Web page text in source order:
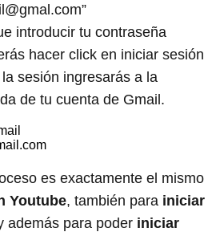
introducir tu contraseña
hacer click en iniciar sesión
sesión ingresarás a la
de tu cuenta de Gmail.
es exactamente el mismo
Youtube, también para iniciar
además para poder iniciar